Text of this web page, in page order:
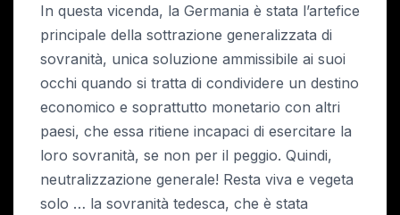
In questa vicenda, la Germania è stata l’artefice
principale della sottrazione generalizzata di
sovranità, unica soluzione ammissibile ai suoi
occhi quando si tratta di condividere un destino
economico e soprattutto monetario con altri
paesi, che essa ritiene incapaci di esercitare la
loro sovranità, se non per il peggio. Quindi,
neutralizzazione generale! Resta viva e vegeta
solo … la sovranità tedesca, che è stata